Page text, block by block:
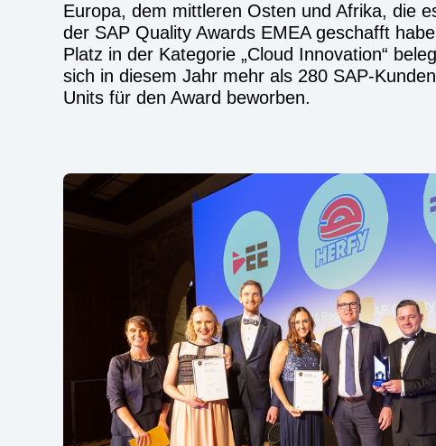
Europa, dem mittleren Osten und Afrika, die
der SAP Quality Awards EMEA geschafft
Platz in der Kategorie „Cloud Innovation“
sich in diesem Jahr mehr als 280 SAP-
Units für den Award beworben.